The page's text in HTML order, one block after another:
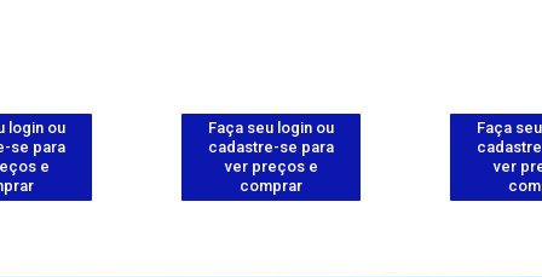
login ou
se para
e
Faça seu login ou
cadastre-se para
ver preços e
comprar
Faça
ver